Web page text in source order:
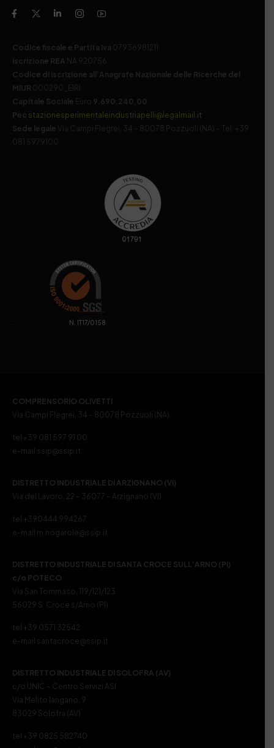
Codice fiscale e Partita Iva 07936981211
Iscrizione REA NA 920756
Codice di iscrizione all’Anagrafe Nazionale delle Ricerche del
MIUR 000290_EIRI
Capitale Sociale Euro 9.690.240,00
Pec stazionesperimentaleindustriapelli@legalmail.it
Sede legale
Via Campi Flegrei, 34 – 80078 Pozzuoli (NA) – Tel. +39
081 5979100
. N. IT17/0158
COMPRENSORIO OLIVETTI
Via Campi Flegrei, 34 – 80078 Pozzuoli (NA)
tel +39 081 597 91 00
e-mail ssip@ssip.it
DISTRETTO INDUSTRIALE DI ARZIGNANO (VI)
Via del Lavoro, 22 – 36077 – Arzignano (VI)
tel +390444 994267
e-mail m.nogarole@ssip.it
DISTRETTO INDUSTRIALE DI SANTA CROCE SULL’ARNO (PI)
c/o POTECO
Via San Tommaso, 119/121/123
56029 S. Croce s/Arno (PI)
tel +39 0571 32542
e-mail santacroce@ssip.it
DISTRETTO INDUSTRIALE DI SOLOFRA (AV)
c/o UNIC – Centro Servizi ASI
Via Melito Iangano, 9
83029 Solofra (AV)
tel +39 0825 582740